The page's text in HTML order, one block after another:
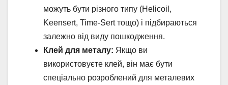
можуть бути різного типу (Helicoil,
Keensert, Time-Sert тощо) і підбираються
залежно від виду пошкодження.
Клей для металу: Якщо ви
використовуєте клей, він має бути
спеціально розроблений для металевих